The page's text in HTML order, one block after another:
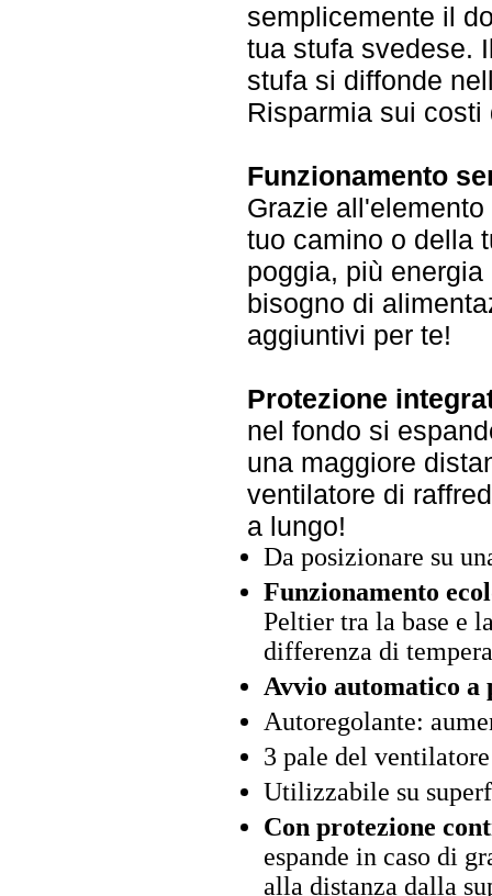
semplicemente il
tua stufa svedese.
stufa si diffonde
Risparmia sui
Funzionamento
Grazie
tuo camino o della
poggia, più
bisogno di
aggiuntivi per te!
Protezione
nel fondo si
una maggiore
ventilatore di
a lungo!
Da posizionare su
Funzionamento
Peltier tra la base e
differenza di
Avvio automatico a
Autoregolante:
3 pale del
Utilizzabile su
Con protezione
espande in caso di
alla distanza dalla